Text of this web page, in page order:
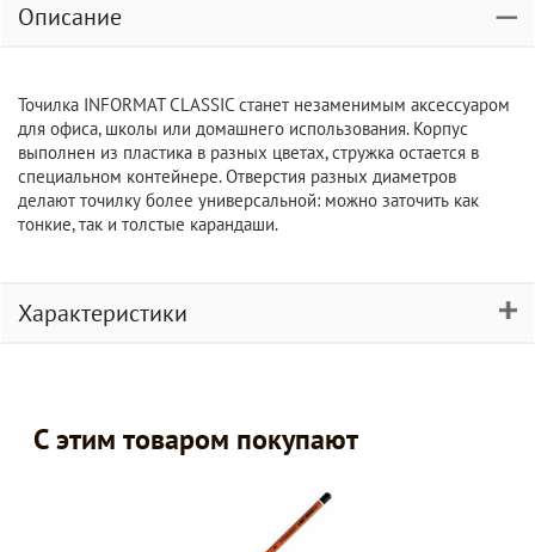
Описание
Точилка INFORMAT CLASSIC станет незаменимым аксессуаром
для офиса, школы или домашнего использования. Корпус
выполнен из пластика в разных цветах, стружка остается в
специальном контейнере. Отверстия разных диаметров
делают точилку более универсальной: можно заточить как
тонкие, так и толстые карандаши.
Характеристики
С этим товаром покупают